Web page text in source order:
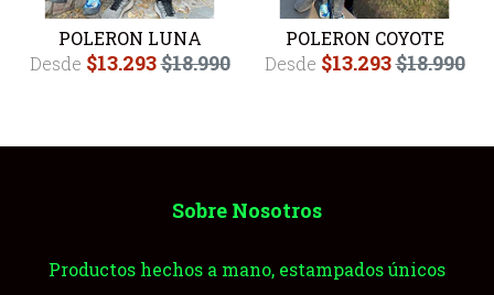
POLERON LUNA
Desde $13.293$18.990
POLERON COYOTE
Desde $13.293$18.990
Sobre Nosotros
Productos hechos a mano, estampados únicos